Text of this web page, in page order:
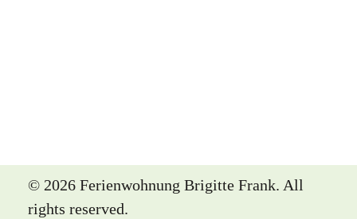
© 2026 Ferienwohnung Brigitte Frank. All
rights reserved.